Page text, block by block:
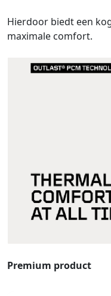
Hierdoor biedt een
maximale comfort.
Premium product